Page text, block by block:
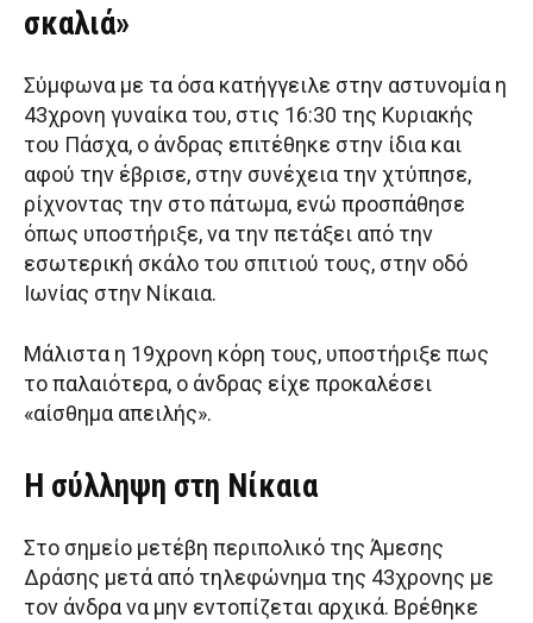
σκαλιά»
Σύμφωνα με τα όσα κατήγγειλε στην αστυνομία η
43χρονη γυναίκα του, στις 16:30 της Κυριακής
του Πάσχα, ο άνδρας επιτέθηκε στην ίδια και
αφού την έβρισε, στην συνέχεια την χτύπησε,
ρίχνοντας την στο πάτωμα, ενώ προσπάθησε
όπως υποστήριξε, να την πετάξει από την
εσωτερική σκάλο του σπιτιού τους, στην οδό
Ιωνίας στην Νίκαια.
Μάλιστα η 19χρονη κόρη τους, υποστήριξε πως
το παλαιότερα, ο άνδρας είχε προκαλέσει
«αίσθημα απειλής».
Η σύλληψη στη Νίκαια
Στο σημείο μετέβη περιπολικό της Άμεσης
Δράσης μετά από τηλεφώνημα της 43χρονης με
τον άνδρα να μην εντοπίζεται αρχικά. Βρέθηκε